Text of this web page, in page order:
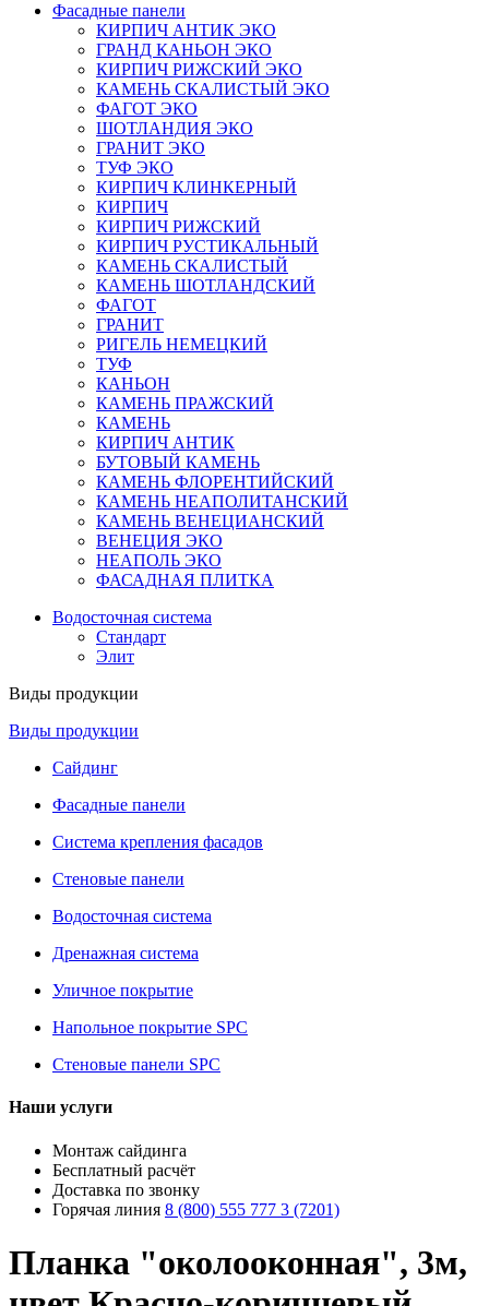
Фасадные панели
КИРПИЧ АНТИК ЭКО
ГРАНД КАНЬОН ЭКО
КИРПИЧ РИЖСКИЙ ЭКО
КАМЕНЬ СКАЛИСТЫЙ ЭКО
ФАГОТ ЭКО
ШОТЛАНДИЯ ЭКО
ГРАНИТ ЭКО
ТУФ ЭКО
КИРПИЧ КЛИНКЕРНЫЙ
КИРПИЧ
КИРПИЧ РИЖСКИЙ
КИРПИЧ РУСТИКАЛЬНЫЙ
КАМЕНЬ СКАЛИСТЫЙ
КАМЕНЬ ШОТЛАНДСКИЙ
ФАГОТ
ГРАНИТ
РИГЕЛЬ НЕМЕЦКИЙ
ТУФ
КАНЬОН
КАМЕНЬ ПРАЖСКИЙ
КАМЕНЬ
КИРПИЧ АНТИК
БУТОВЫЙ КАМЕНЬ
КАМЕНЬ ФЛОРЕНТИЙСКИЙ
КАМЕНЬ НЕАПОЛИТАНСКИЙ
КАМЕНЬ ВЕНЕЦИАНСКИЙ
ВЕНЕЦИЯ ЭКО
НЕАПОЛЬ ЭКО
ФАСАДНАЯ ПЛИТКА
Водосточная система
Стандарт
Элит
Виды продукции
Виды продукции
Сайдинг
Фасадные панели
Система крепления фасадов
Стеновые панели
Водосточная система
Дренажная система
Уличное покрытие
Напольное покрытие SPC
Стеновые панели SPC
Наши услуги
Монтаж сайдинга
Бесплатный расчёт
Доставка по звонку
Горячая линия 8 (800) 555 777 3 (7201)
Планка "околооконная", 3м,